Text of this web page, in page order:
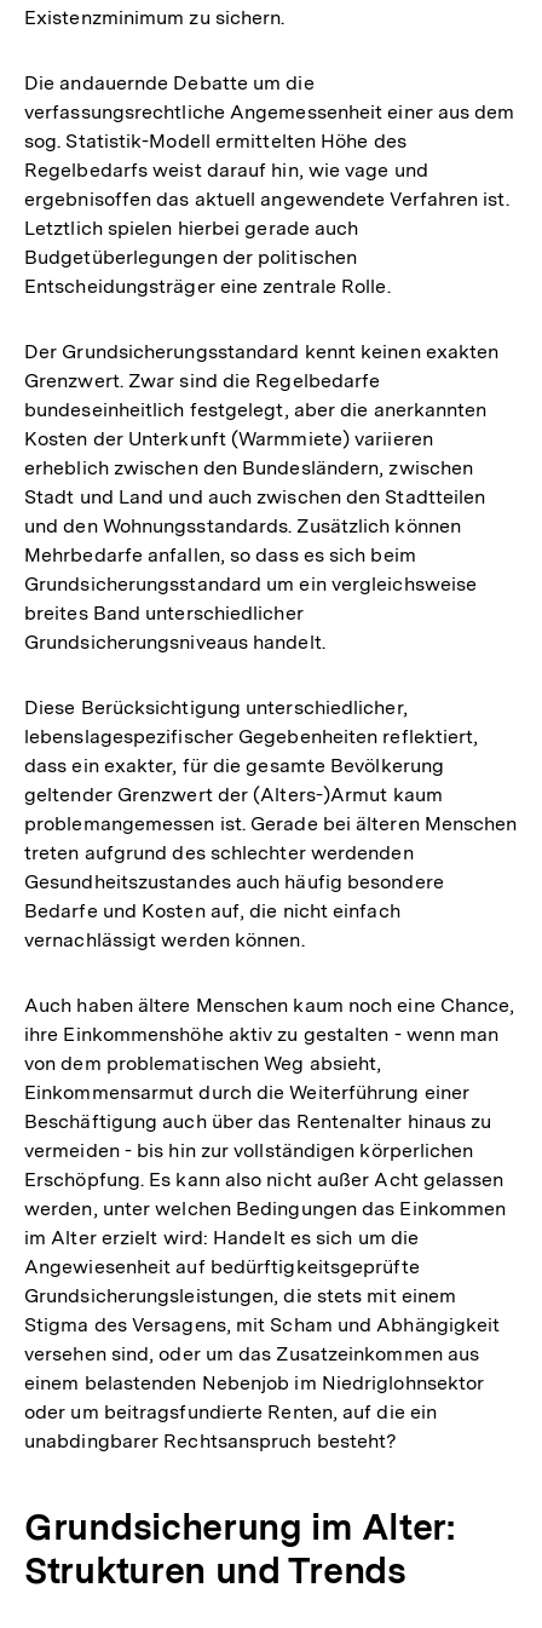
Existenzminimum zu sichern.
Die andauernde Debatte um die
verfassungsrechtliche Angemessenheit einer aus dem
sog. Statistik-Modell ermittelten Höhe des
Regelbedarfs weist darauf hin, wie vage und
ergebnisoffen das aktuell angewendete Verfahren ist.
Letztlich spielen hierbei gerade auch
Budgetüberlegungen der politischen
Entscheidungsträger eine zentrale Rolle.
Der Grundsicherungsstandard kennt keinen exakten
Grenzwert. Zwar sind die Regelbedarfe
bundeseinheitlich festgelegt, aber die anerkannten
Kosten der Unterkunft (Warmmiete) variieren
erheblich zwischen den Bundesländern, zwischen
Stadt und Land und auch zwischen den Stadtteilen
und den Wohnungsstandards. Zusätzlich können
Mehrbedarfe anfallen, so dass es sich beim
Grundsicherungsstandard um ein vergleichsweise
breites Band unterschiedlicher
Grundsicherungsniveaus handelt.
Diese Berücksichtigung unterschiedlicher,
lebenslagespezifischer Gegebenheiten reflektiert,
dass ein exakter, für die gesamte Bevölkerung
geltender Grenzwert der (Alters-)Armut kaum
problemangemessen ist. Gerade bei älteren Menschen
treten aufgrund des schlechter werdenden
Gesundheitszustandes auch häufig besondere
Bedarfe und Kosten auf, die nicht einfach
vernachlässigt werden können.
Auch haben ältere Menschen kaum noch eine Chance,
ihre Einkommenshöhe aktiv zu gestalten - wenn man
von dem problematischen Weg absieht,
Einkommensarmut durch die Weiterführung einer
Beschäftigung auch über das Rentenalter hinaus zu
vermeiden - bis hin zur vollständigen körperlichen
Erschöpfung. Es kann also nicht außer Acht gelassen
werden, unter welchen Bedingungen das Einkommen
im Alter erzielt wird: Handelt es sich um die
Angewiesenheit auf bedürftigkeitsgeprüfte
Grundsicherungsleistungen, die stets mit einem
Stigma des Versagens, mit Scham und Abhängigkeit
versehen sind, oder um das Zusatzeinkommen aus
einem belastenden Nebenjob im Niedriglohnsektor
oder um beitragsfundierte Renten, auf die ein
unabdingbarer Rechtsanspruch besteht?
Grundsicherung im Alter:
Strukturen und Trends